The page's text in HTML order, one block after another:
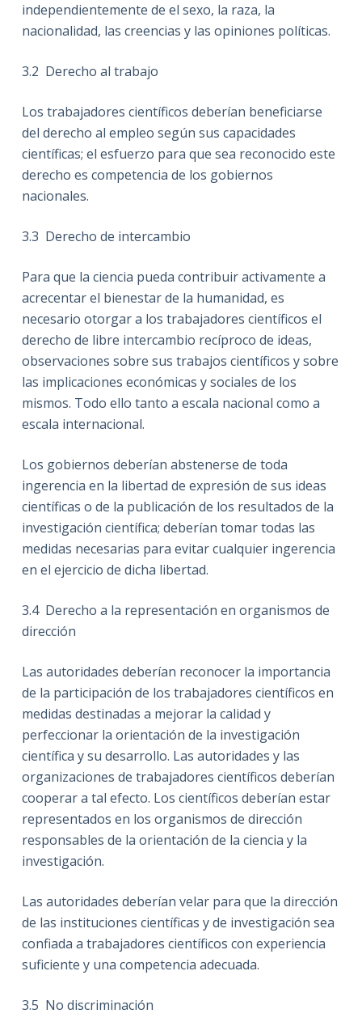
independientemente de el sexo, la raza, la
nacionalidad, las creencias y las opiniones políticas.
3.2 Derecho al trabajo
Los trabajadores científicos deberían beneficiarse
del derecho al empleo según sus capacidades
científicas; el esfuerzo para que sea reconocido este
derecho es competencia de los gobiernos
nacionales.
3.3 Derecho de intercambio
Para que la ciencia pueda contribuir activamente a
acrecentar el bienestar de la humanidad, es
necesario otorgar a los trabajadores científicos el
derecho de libre intercambio recíproco de ideas,
observaciones sobre sus trabajos científicos y sobre
las implicaciones económicas y sociales de los
mismos. Todo ello tanto a escala nacional como a
escala internacional.
Los gobiernos deberían abstenerse de toda
ingerencia en la libertad de expresión de sus ideas
científicas o de la publicación de los resultados de la
investigación científica; deberían tomar todas las
medidas necesarias para evitar cualquier ingerencia
en el ejercicio de dicha libertad.
3.4 Derecho a la representación en organismos de
dirección
Las autoridades deberían reconocer la importancia
de la participación de los trabajadores científicos en
medidas destinadas a mejorar la calidad y
perfeccionar la orientación de la investigación
científica y su desarrollo. Las autoridades y las
organizaciones de trabajadores científicos deberían
cooperar a tal efecto. Los científicos deberían estar
representados en los organismos de dirección
responsables de la orientación de la ciencia y la
investigación.
Las autoridades deberían velar para que la dirección
de las instituciones científicas y de investigación sea
confiada a trabajadores científicos con experiencia
suficiente y una competencia adecuada.
3.5 No discriminación